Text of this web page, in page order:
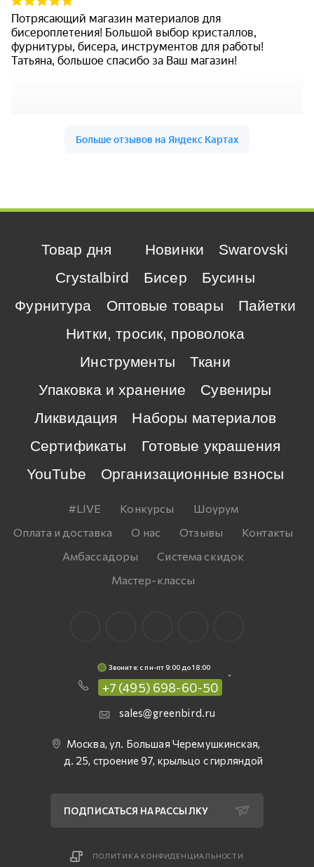
Товар дня Новинки
Swarovski
Crystalbird
Бисер
Бусины
Фурнитура
Оптовые товары
Пайетки
Нитки, тросик, проволока
Инструменты
Ткани
Упаковка и хранение
Сувениры
Ликвидация
Наборы материалов
Сертификаты
Готовые украшения
YouTube
Организационные взносы
#LIVE Конкурсы
Шоурум
Оплата и доставка
О нас Отзывы
Контакты
Амбассадоры
Система скидок
Мастер-классы
Звоните: c пн-пт 9:00 до 18:00
+7 (495) 698-60-50
sales@greenbird.ru
Москва, ул. Большая Черемушкинская,
д. 25, строение 97, крыльцо с гирляндой
ПОДПИСАТЬСЯ НА РАССЫЛКУ
ПОЛИТИКА КОНФИДЕНЦИАЛЬНОСТИ